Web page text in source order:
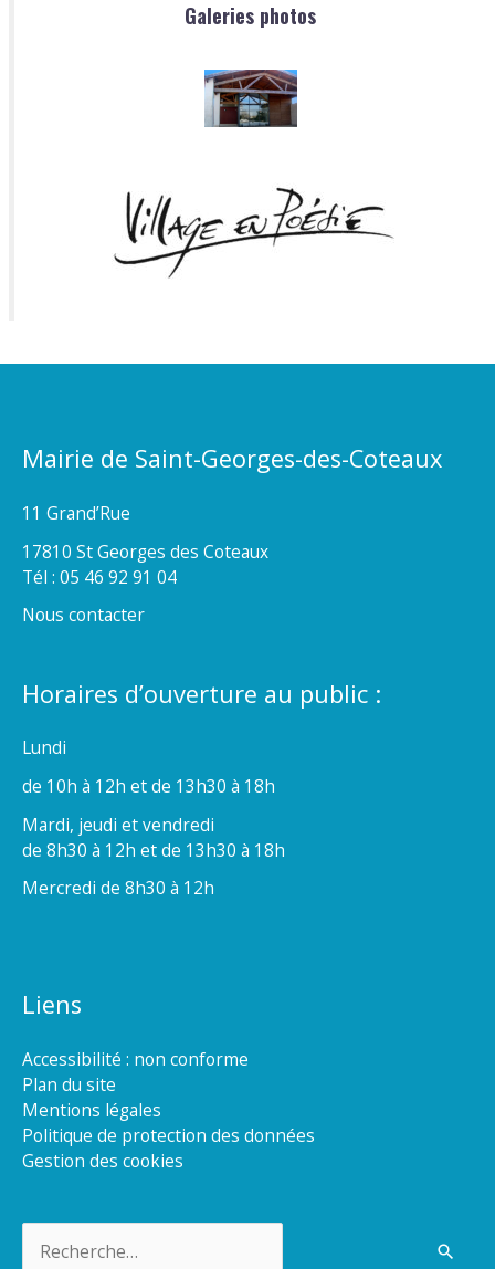
Galeries photos
Mairie de Saint-Georges-des-Coteaux
11 Grand’Rue
17810 St Georges des Coteaux
Tél : 05 46 92 91 04
Nous contacter
Horaires d’ouverture au public :
Lundi
de 10h à 12h et de 13h30 à 18h
Mardi, jeudi et vendredi
de 8h30 à 12h et de 13h30 à 18h
Mercredi de 8h30 à 12h
Liens
Accessibilité : non conforme
Plan du site
Mentions légales
Politique de protection des données
Gestion des cookies